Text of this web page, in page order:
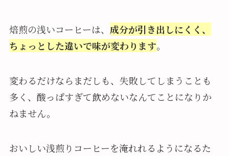
焙煎の浅いコーヒーは、 成分が引き出しにくく、
ちょっとした違いで味が変わります。
変わるだけならまだしも、失敗してしまうことも
多く、酸っぱすぎて飲めないなんてことになりか
ねません。
おいしい浅煎りコーヒーを淹れれるようになるた